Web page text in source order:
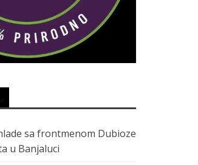
sa frontmenom Dubioze
u Banjaluci